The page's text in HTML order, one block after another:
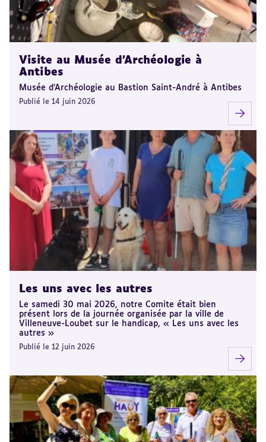
Visite au Musée d’Archéologie à
Antibes
Musée d’Archéologie au Bastion Saint-André à Antibes
Publié le 14 juin 2026
Les uns avec les autres
Le samedi 30 mai 2026, notre Comite était bien
présent lors de la journée organisée par la ville de
Villeneuve-Loubet sur le handicap, « Les uns avec les
autres »
Publié le 12 juin 2026